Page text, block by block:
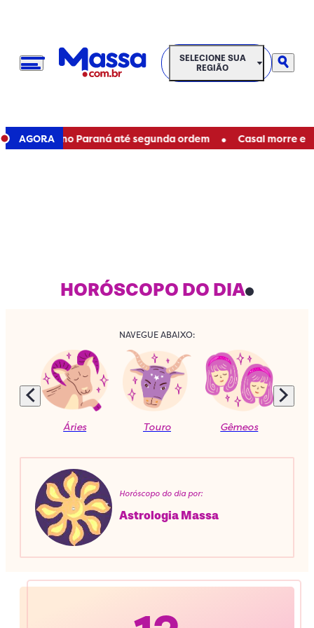
SELECIONE SUA REGIÃO
SELECIONE SUA
REGIÃO
AGORA
no Paraná até segunda ordem • Casal morre em
HORÓSCOPO DO DIA
NAVEGUE ABAIXO:
Áries Touro Gêmeos
Horóscopo do dia por:
Astrologia Massa